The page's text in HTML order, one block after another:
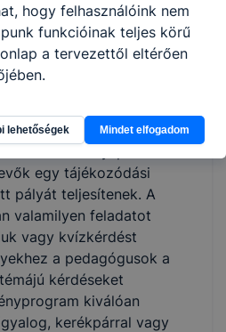
év) gyakorlati
program célja, hogy a
önállóan, biztonságosan
egy tájékozódási
pályát teljesítenek. A
valamilyen feladatot
vagy kvízkérdést
a pedagógusok a
kérdéseket
kiválóan
kerékpárral vagy
hogy felhasználóink nem
funkcióinak teljes körű
a tervezettől eltérően
lehetőségek Mindet elfogadom